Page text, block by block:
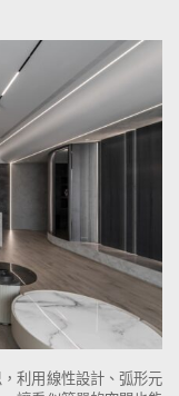
利用線性設計、弧形元